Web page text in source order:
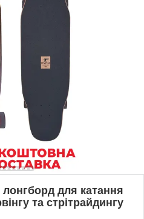
для катання
та стрітрайдингу